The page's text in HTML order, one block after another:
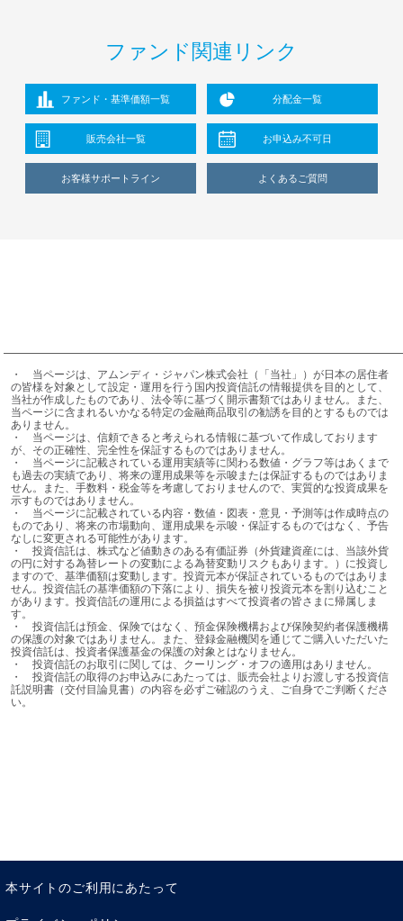
ファンド関連リンク
ファンド・基準価額一覧 分配金一覧
販売会社一覧 お申込み不可日
お客様サポートライン よくあるご質問
・	当ページは、アムンディ・ジャパン株式会社（「当社」）が日本の居住者
の皆様を対象として設定・運用を行う国内投資信託の情報提供を目的として、
当社が作成したものであり、法令等に基づく開示書類ではありません。また、
当ページに含まれるいかなる特定の金融商品取引の勧誘を目的とするものでは
ありません。
・	当ページは、信頼できると考えられる情報に基づいて作成しております
が、その正確性、完全性を保証するものではありません。
・	当ページに記載されている運用実績等に関わる数値・グラフ等はあくまで
も過去の実績であり、将来の運用成果等を示唆または保証するものではありま
せん。また、手数料・税金等を考慮しておりませんので、実質的な投資成果を
示すものではありません。
・	当ページに記載されている内容・数値・図表・意見・予測等は作成時点の
ものであり、将来の市場動向、運用成果を示唆・保証するものではなく、予告
なしに変更される可能性があります。
・	投資信託は、株式など値動きのある有価証券（外貨建資産には、当該外貨
の円に対する為替レートの変動による為替変動リスクもあります。）に投資し
ますので、基準価額は変動します。投資元本が保証されているものではありま
せん。投資信託の基準価額の下落により、損失を被り投資元本を割り込むこと
があります。投資信託の運用による損益はすべて投資者の皆さまに帰属しま
す。
・	投資信託は預金、保険ではなく、預金保険機構および保険契約者保護機構
の保護の対象ではありません。また、登録金融機関を通じてご購入いただいた
投資信託は、投資者保護基金の保護の対象とはなりません。
・	投資信託のお取引に関しては、クーリング・オフの適用はありません。
・	投資信託の取得のお申込みにあたっては、販売会社よりお渡しする投資信
託説明書（交付目論見書）の内容を必ずご確認のうえ、ご自身でご判断くださ
い。
本サイトのご利用にあたって